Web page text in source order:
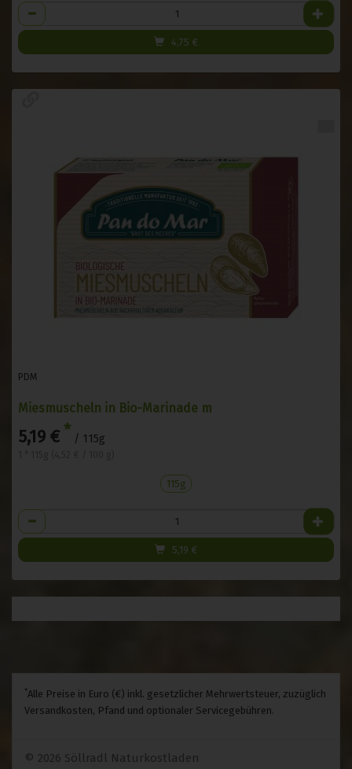
Anzahl
4,75 €
PDM
Miesmuscheln in Bio-Marinade m
5,19 € * / 115g
115g
Anzahl
5,19 €
*Alle Preise in Euro (€) inkl. gesetzlicher Mehrwertsteuer, zuzüglich
Versandkosten, Pfand und optionaler Servicegebühren.
© 2026 Söllradl Naturkostladen